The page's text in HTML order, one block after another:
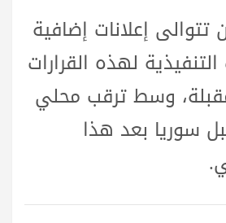
تتوالى إعلانات إضافية
لهذه القرارات
وسط ترقب محلي
سوريا بعد هذا